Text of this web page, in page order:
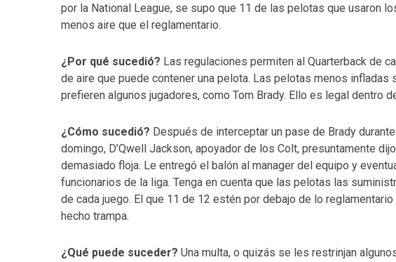
por la National League, se supo que 11 de las pelotas que usaron
menos aire que el reglamentario.
¿Por qué sucedió? Las regulaciones permiten al Quarterback de
de aire que puede contener una pelota. Las pelotas menos
prefieren algunos jugadores, como Tom Brady. Ello es legal dentro
¿Cómo sucedió? Después de interceptar un pase de Brady
domingo, D’Qwell Jackson, apoyador de los Colt, presuntamente
demasiado floja. Le entregó el balón al manager del equipo y
funcionarios de la liga. Tenga en cuenta que las pelotas las
de cada juego. El que 11 de 12 estén por debajo de lo
hecho trampa.
¿Qué puede suceder? Una multa, o quizás se les restrinjan